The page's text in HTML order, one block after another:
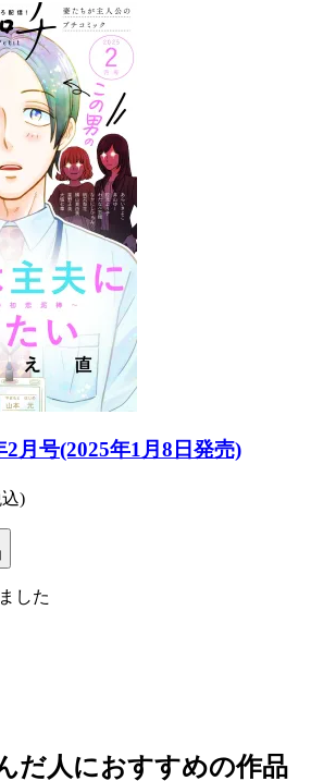
2月号(2025年1月8日発売)
)
した
だ人におすすめの作品